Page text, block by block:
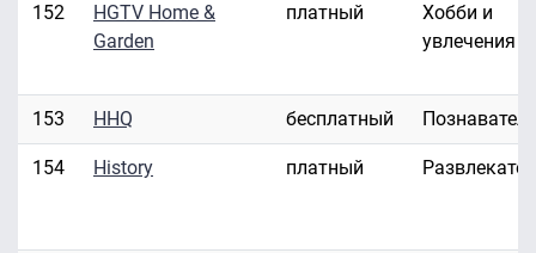
152
HGTV Home &
Garden
платный
Хобби и
увлечения
153 HHQ бесплатный
154 History платный